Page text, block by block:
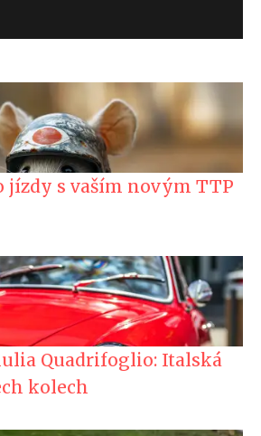
jízdy s vaším novým TTP
Quadrifoglio: Italská
kolech